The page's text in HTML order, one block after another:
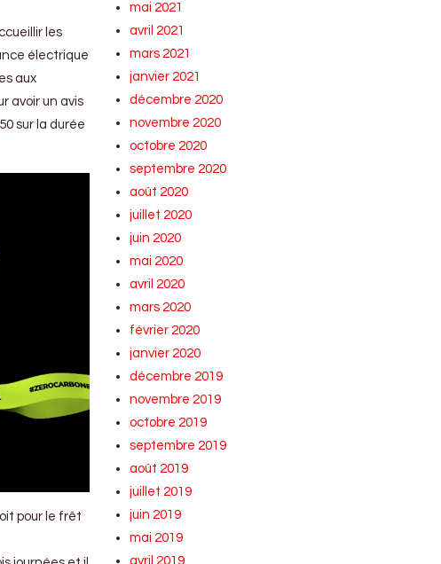
les
électrique
aux
avoir un avis
sur la durée
pour le frêt
mai 2021
avril 2021
mars 2021
janvier 2021
décembre 2020
novembre 2020
octobre 2020
septembre 2020
août 2020
juillet 2020
juin 2020
mai 2020
avril 2020
mars 2020
février 2020
janvier 2020
décembre 2019
novembre 2019
octobre 2019
septembre 2019
août 2019
juillet 2019
juin 2019
mai 2019
avril 2019